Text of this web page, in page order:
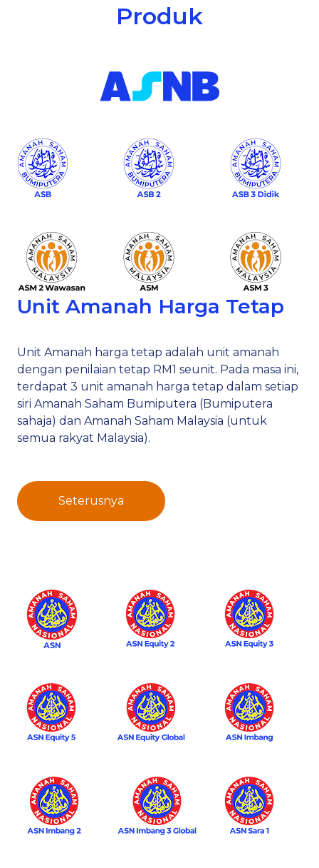
Produk
Unit Amanah Harga Tetap
Unit Amanah harga tetap adalah unit amanah
dengan penilaian tetap RM1 seunit. Pada masa ini,
terdapat 3 unit amanah harga tetap dalam setiap
siri Amanah Saham Bumiputera (Bumiputera
sahaja) dan Amanah Saham Malaysia (untuk
semua rakyat Malaysia).
Seterusnya